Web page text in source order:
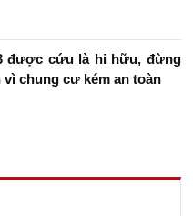
được cứu là hi hữu, đừng
vì chung cư kém an toàn